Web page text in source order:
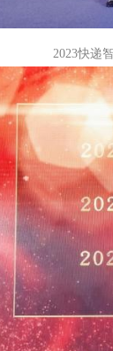
2023快递